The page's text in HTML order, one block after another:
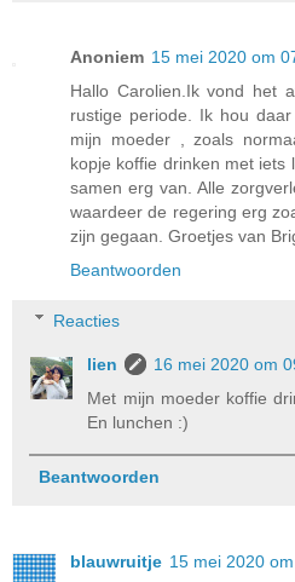
Anoniem 15 mei 2020 om
Hallo Carolien.Ik vond het
rustige periode. Ik hou
mijn moeder , zoals
kopje koffie drinken met iets
samen erg van. Alle
waardeer de regering erg
zijn gegaan. Groetjes van
Beantwoorden
Reacties
lien
16 mei 2020 om
Met mijn moeder koffie
En lunchen :)
Beantwoorden
blauwruitje 15 mei 2020